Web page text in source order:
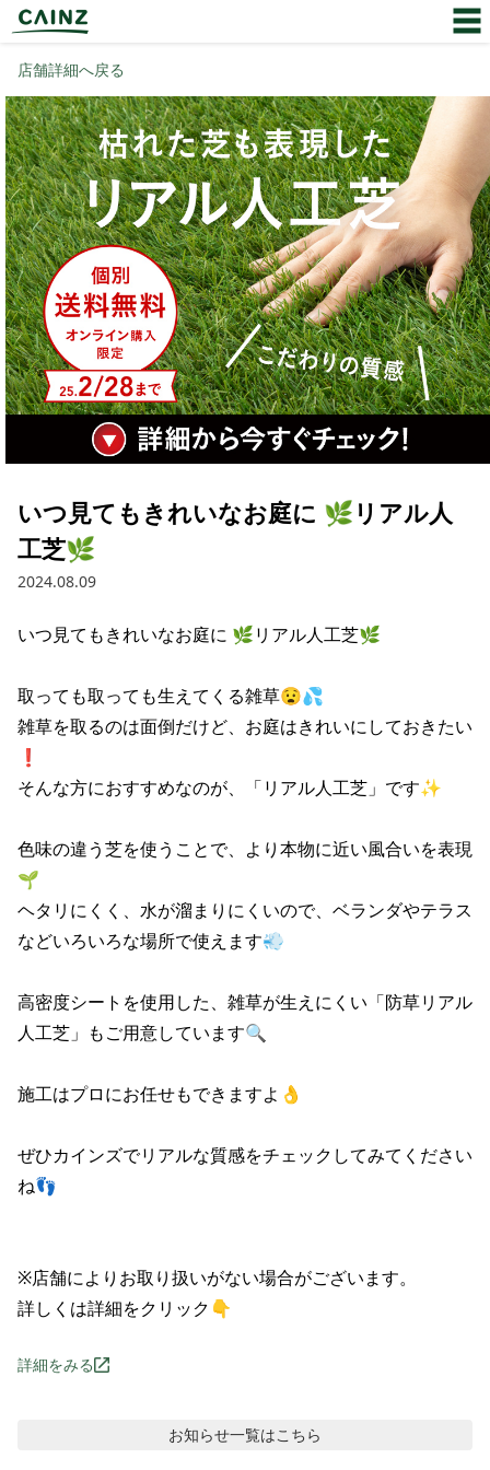
店舗詳細へ戻る
いつ見てもきれいなお庭に 🌿リアル人
工芝🌿
2024.08.09
いつ見てもきれいなお庭に 🌿リアル人工芝🌿
取っても取っても生えてくる雑草😧💦
雑草を取るのは面倒だけど、お庭はきれいにしておきたい
❗
そんな方におすすめなのが、「リアル人工芝」です✨
色味の違う芝を使うことで、より本物に近い風合いを表現
🌱
ヘタリにくく、水が溜まりにくいので、ベランダやテラス
などいろいろな場所で使えます💨
高密度シートを使用した、雑草が生えにくい「防草リアル
人工芝」もご用意しています🔍
施工はプロにお任せもできますよ👌
ぜひカインズでリアルな質感をチェックしてみてください
ね👣
※店舗によりお取り扱いがない場合がございます。
詳しくは詳細をクリック👇
詳細をみる
お知らせ一覧はこちら